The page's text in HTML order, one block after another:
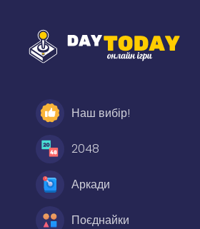
Наш вибір!
2048
Аркади
Поєднайки